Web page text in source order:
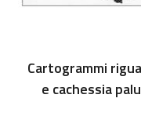
Cartogrammi
e cachessia